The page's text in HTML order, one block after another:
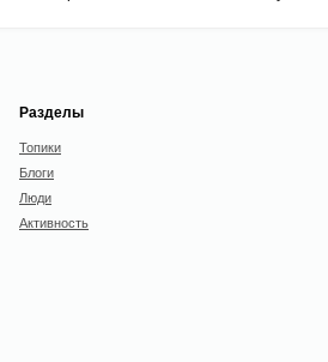
Разделы
Топики
Блоги
Люди
Активность